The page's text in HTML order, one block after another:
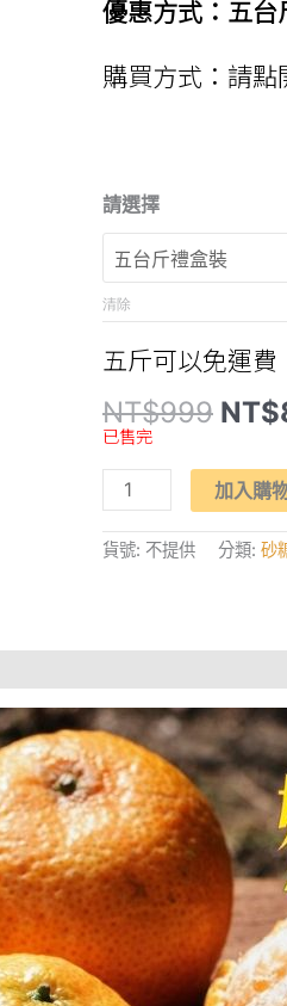
優惠方式：五台
購買方式：請
請選擇
清除
五斤可以免運費
NT$999 原
始
格：
NT$
已售完
【卓
天
成】
砂
芳
香
醇
厚
濃
郁
多
汁，
好
剝
好
帶
方
便
食
用!!!
數
量
加入購
貨號: 不提供 分類: 砂